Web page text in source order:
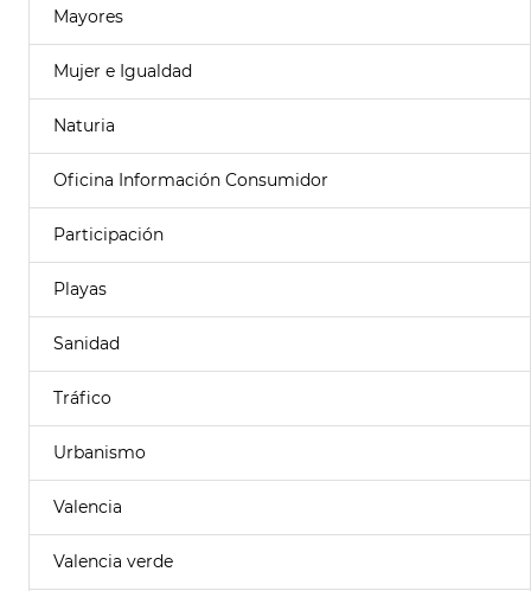
Mayores
Mujer e Igualdad
Naturia
Oficina Información Consumidor
Participación
Playas
Sanidad
Tráfico
Urbanismo
Valencia
Valencia verde